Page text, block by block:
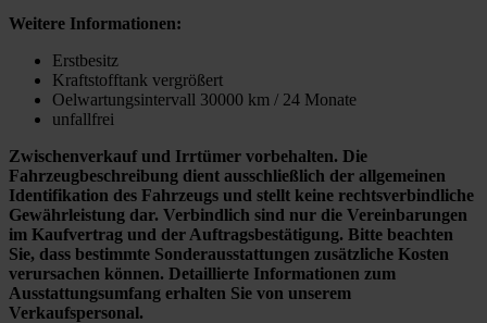
Weitere Informationen:
Erstbesitz
Kraftstofftank vergrößert
Oelwartungsintervall 30000 km / 24 Monate
unfallfrei
Zwischenverkauf und Irrtümer vorbehalten. Die
Fahrzeugbeschreibung dient ausschließlich der allgemeinen
Identifikation des Fahrzeugs und stellt keine rechtsverbindliche
Gewährleistung dar. Verbindlich sind nur die Vereinbarungen
im Kaufvertrag und der Auftragsbestätigung. Bitte beachten
Sie, dass bestimmte Sonderausstattungen zusätzliche Kosten
verursachen können. Detaillierte Informationen zum
Ausstattungsumfang erhalten Sie von unserem
Verkaufspersonal.